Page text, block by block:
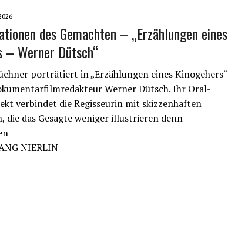
des Gemachten – „Erzählungen eines
– Werner Dütsch“
porträtiert in „Erzählungen eines Kinogehers“
Werner Dütsch. Ihr Oral-
verbindet die Regisseurin mit skizzenhaften
die das Gesagte weniger illustrieren denn
NIERLIN